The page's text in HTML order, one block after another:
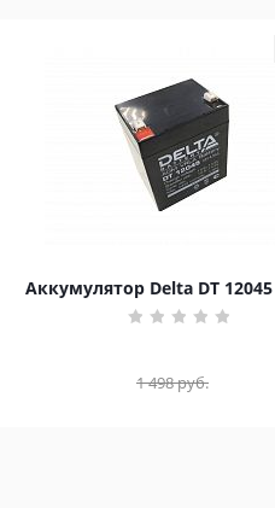
Аккумулятор Delta DT
1 498руб.